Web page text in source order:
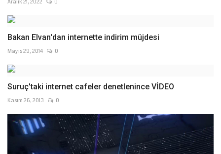
Aralık 21, 2022 0
Bakan Elvan'dan internette indirim müjdesi
Mayıs 29, 2014 0
Suruç'taki internet cafeler denetlenince VİDEO
Kasım 26, 2013 0